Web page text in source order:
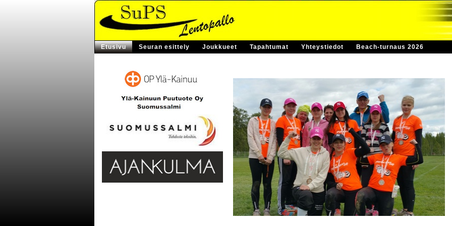
Etusivu Seuran esittely Joukkueet Tapahtumat Yhteystiedot Beach-turnaus 2026